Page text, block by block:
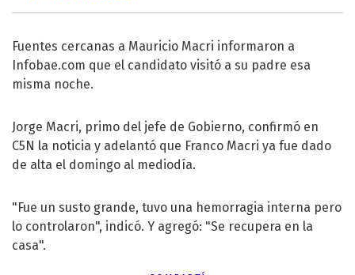
Fuentes cercanas a Mauricio Macri informaron a
Infobae.com que el candidato visitó a su padre esa
misma noche.
Jorge Macri, primo del jefe de Gobierno, confirmó en
C5N la noticia y adelantó que Franco Macri ya fue dado
de alta el domingo al mediodía.
"Fue un susto grande, tuvo una hemorragia interna pero
lo controlaron", indicó. Y agregó: "Se recupera en la
casa".